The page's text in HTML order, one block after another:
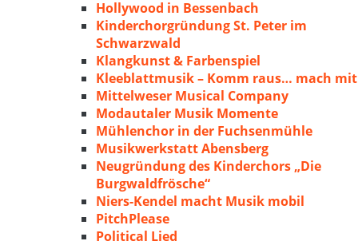
Hollywood in Bessenbach
Kinderchorgründung St. Peter im
Schwarzwald
Klangkunst & Farbenspiel
Kleeblattmusik – Komm raus… mach mit
Mittelweser Musical Company
Modautaler Musik Momente
Mühlenchor in der Fuchsenmühle
Musikwerkstatt Abensberg
Neugründung des Kinderchors „Die
Burgwaldfrösche“
Niers-Kendel macht Musik mobil
PitchPlease
Political Lied